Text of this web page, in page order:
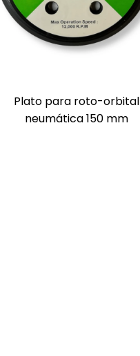
Plato para roto-orbital
neumática 150 mm